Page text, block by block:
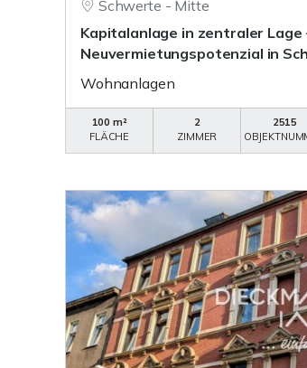
Schwerte - Mitte
Kapitalanlage in zentraler
Neuvermietungspotenzial in
Wohnanlagen
100 m²
FLÄCHE
2
ZIMMER
2515